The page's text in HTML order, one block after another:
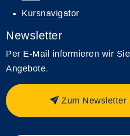
Kursnavigator
Newsletter
Per E-Mail informieren wir
Angebote.
Zum Newsletter